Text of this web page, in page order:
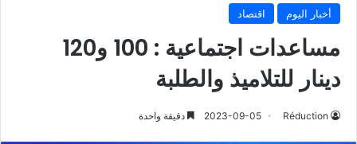
أخبار اليوم اقتصاد
مساعدات اجتماعية : 100 و120
دينار للتلاميذ والطلبة
Réduction
2023-09-05 دقيقة واحدة